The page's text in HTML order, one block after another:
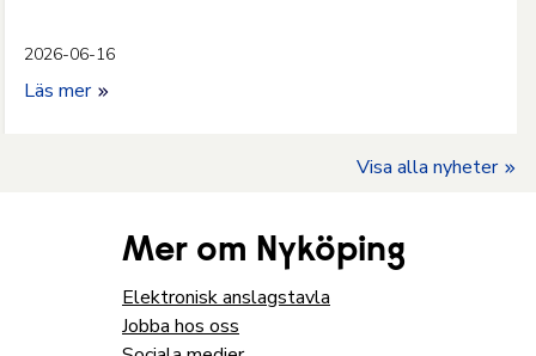
2026-06-16
Läs mer
Visa alla nyheter
Mer om Nyköping
Elektronisk anslagstavla
Jobba hos oss